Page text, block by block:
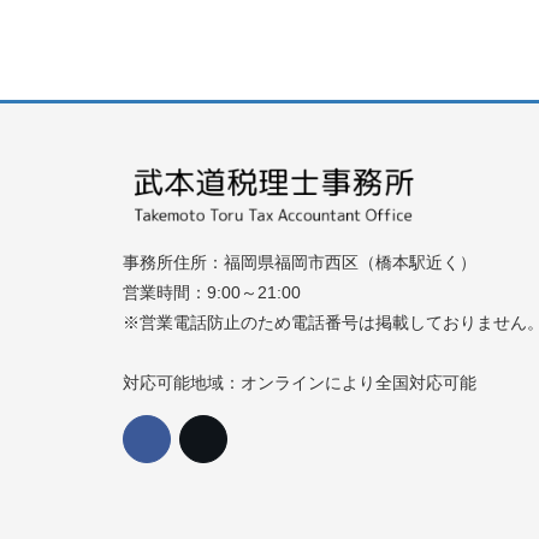
事務所住所：福岡県福岡市西区（橋本駅近く）
営業時間：9:00～21:00
※営業電話防止のため電話番号は掲載しておりません
対応可能地域：オンラインにより全国対応可能